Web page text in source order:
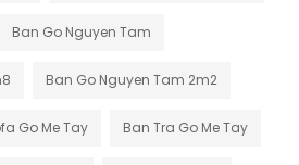
Ban Go Nguyen Tam
Ban Go Nguyen Tam 2m2
Go Me Tay Ban Tra Go Me Tay